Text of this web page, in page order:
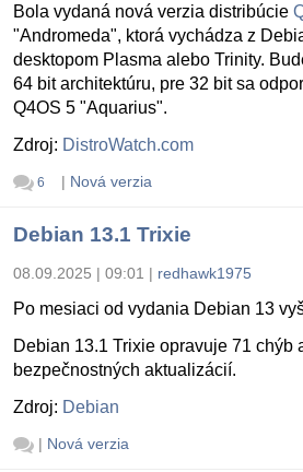
Bola vydaná nová verzia distribúcie
"Andromeda", ktorá vychádza z
desktopom Plasma alebo Trinity.
64 bit architektúru, pre 32 bit sa
Q4OS 5 "Aquarius".
Zdroj: DistroWatch.com
6 | Nová verzia
Debian 13.1 Trixie
08.09.2025 | 09:01 | redhawk1975
Po mesiaci od vydania Debian 13
Debian 13.1 Trixie opravuje 71 chýb
bezpečnostných aktualizácií.
Zdroj: Debian
| Nová verzia